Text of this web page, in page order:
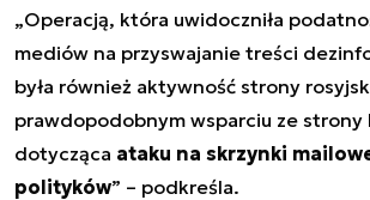
„Operacją, która uwidoczniła
mediów na przyswajanie treści
była również aktywność strony
prawdopodobnym wsparciu ze strony
dotycząca ataku na skrzynki
polityków” – podkreśla.